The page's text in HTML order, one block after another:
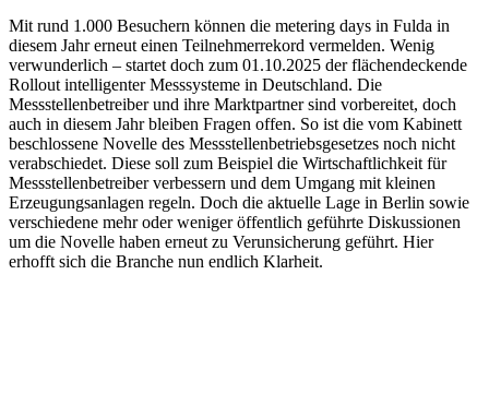
Mit rund 1.000 Besuchern können die metering days in Fulda in
diesem Jahr erneut einen Teilnehmerrekord vermelden. Wenig
verwunderlich – startet doch zum 01.10.2025 der flächendeckende
Rollout intelligenter Messsysteme in Deutschland. Die
Messstellenbetreiber und ihre Marktpartner sind vorbereitet, doch
auch in diesem Jahr bleiben Fragen offen. So ist die vom Kabinett
beschlossene Novelle des Messstellenbetriebsgesetzes noch nicht
verabschiedet. Diese soll zum Beispiel die Wirtschaftlichkeit für
Messstellenbetreiber verbessern und dem Umgang mit kleinen
Erzeugungsanlagen regeln. Doch die aktuelle Lage in Berlin sowie
verschiedene mehr oder weniger öffentlich geführte Diskussionen
um die Novelle haben erneut zu Verunsicherung geführt. Hier
erhofft sich die Branche nun endlich Klarheit.